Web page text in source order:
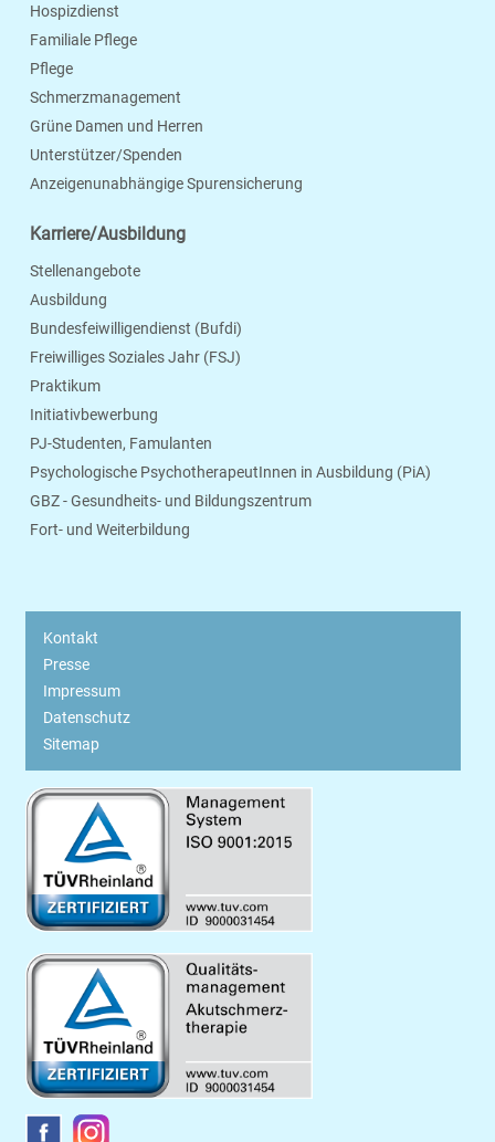
Hospizdienst
Familiale Pflege
Pflege
Schmerzmanagement
Grüne Damen und Herren
Unterstützer/Spenden
Anzeigenunabhängige Spurensicherung
Karriere/Ausbildung
Stellenangebote
Ausbildung
Bundesfeiwilligendienst (Bufdi)
Freiwilliges Soziales Jahr (FSJ)
Praktikum
Initiativbewerbung
PJ-Studenten, Famulanten
Psychologische PsychotherapeutInnen in Ausbildung (PiA)
GBZ - Gesundheits- und Bildungszentrum
Fort- und Weiterbildung
Kontakt
Presse
Impressum
Datenschutz
Sitemap